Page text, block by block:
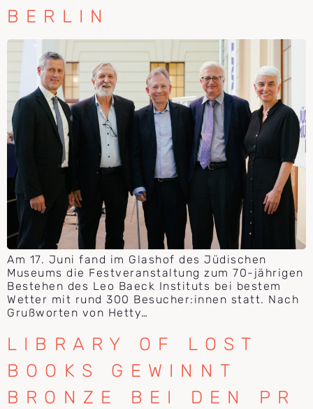
BERLIN
Am 17. Juni fand im Glashof des Jüdischen
Museums die Festveranstaltung zum 70-jährigen
Bestehen des Leo Baeck Instituts bei bestem
Wetter mit rund 300 Besucher:innen statt. Nach
Grußworten von Hetty…
LIBRARY OF LOST
BOOKS GEWINNT
BRONZE BEI DEN PR